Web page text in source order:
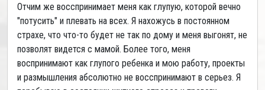
Отчим же восспринимает меня как глупую, которой вечно
"потусить" и плевать на всех. Я нахожусь в постоянном
страхе, что что-то будет не так по дому и меня выгонят, не
позволят видется с мамой. Более того, меня
воспринимают как глупого ребенка и мою работу, проекты
и размышления абсолютно не восспринимают в серьез. Я